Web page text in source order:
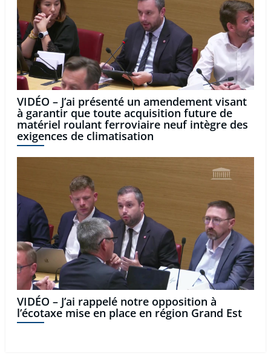
VIDÉO – J’ai présenté un amendement visant
à garantir que toute acquisition future de
matériel roulant ferroviaire neuf intègre des
exigences de climatisation
VIDÉO – J’ai rappelé notre opposition à
l’écotaxe mise en place en région Grand Est